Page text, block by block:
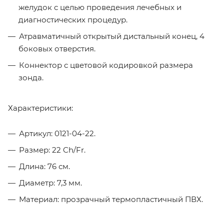
желудок с целью проведения лечебных и
диагностических процедур.
Атравматичный открытый дистальный конец, 4
боковых отверстия.
Коннектор с цветовой кодировкой размера
зонда.
Характеристики:
Артикул: 0121-04-22.
Размер: 22 Ch/Fr.
Длина: 76 см.
Диаметр: 7,3 мм.
Материал: прозрачный термопластичный ПВХ.